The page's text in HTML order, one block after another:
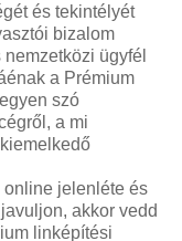
és tekintélyét
bizalom
ügyfél
a Prémium
szó
a mi
online jelenléte és
akkor vedd
linképítési